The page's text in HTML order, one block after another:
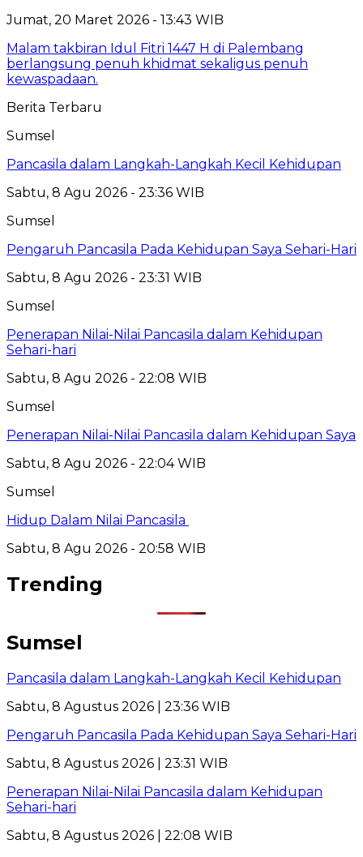
Jumat, 20 Maret 2026 - 13:43 WIB
Malam takbiran Idul Fitri 1447 H di Palembang
berlangsung penuh khidmat sekaligus penuh
kewaspadaan.
Berita Terbaru
Sumsel
Pancasila dalam Langkah-Langkah Kecil Kehidupan
Sabtu, 8 Agu 2026 - 23:36 WIB
Sumsel
Pengaruh Pancasila Pada Kehidupan Saya Sehari-Hari
Sabtu, 8 Agu 2026 - 23:31 WIB
Sumsel
Penerapan Nilai-Nilai Pancasila dalam Kehidupan
Sehari-hari
Sabtu, 8 Agu 2026 - 22:08 WIB
Sumsel
Penerapan Nilai-Nilai Pancasila dalam Kehidupan Saya
Sabtu, 8 Agu 2026 - 22:04 WIB
Sumsel
Hidup Dalam Nilai Pancasila
Sabtu, 8 Agu 2026 - 20:58 WIB
Trending
Sumsel
Pancasila dalam Langkah-Langkah Kecil Kehidupan
Sabtu, 8 Agustus 2026 | 23:36 WIB
Pengaruh Pancasila Pada Kehidupan Saya Sehari-Hari
Sabtu, 8 Agustus 2026 | 23:31 WIB
Penerapan Nilai-Nilai Pancasila dalam Kehidupan
Sehari-hari
Sabtu, 8 Agustus 2026 | 22:08 WIB